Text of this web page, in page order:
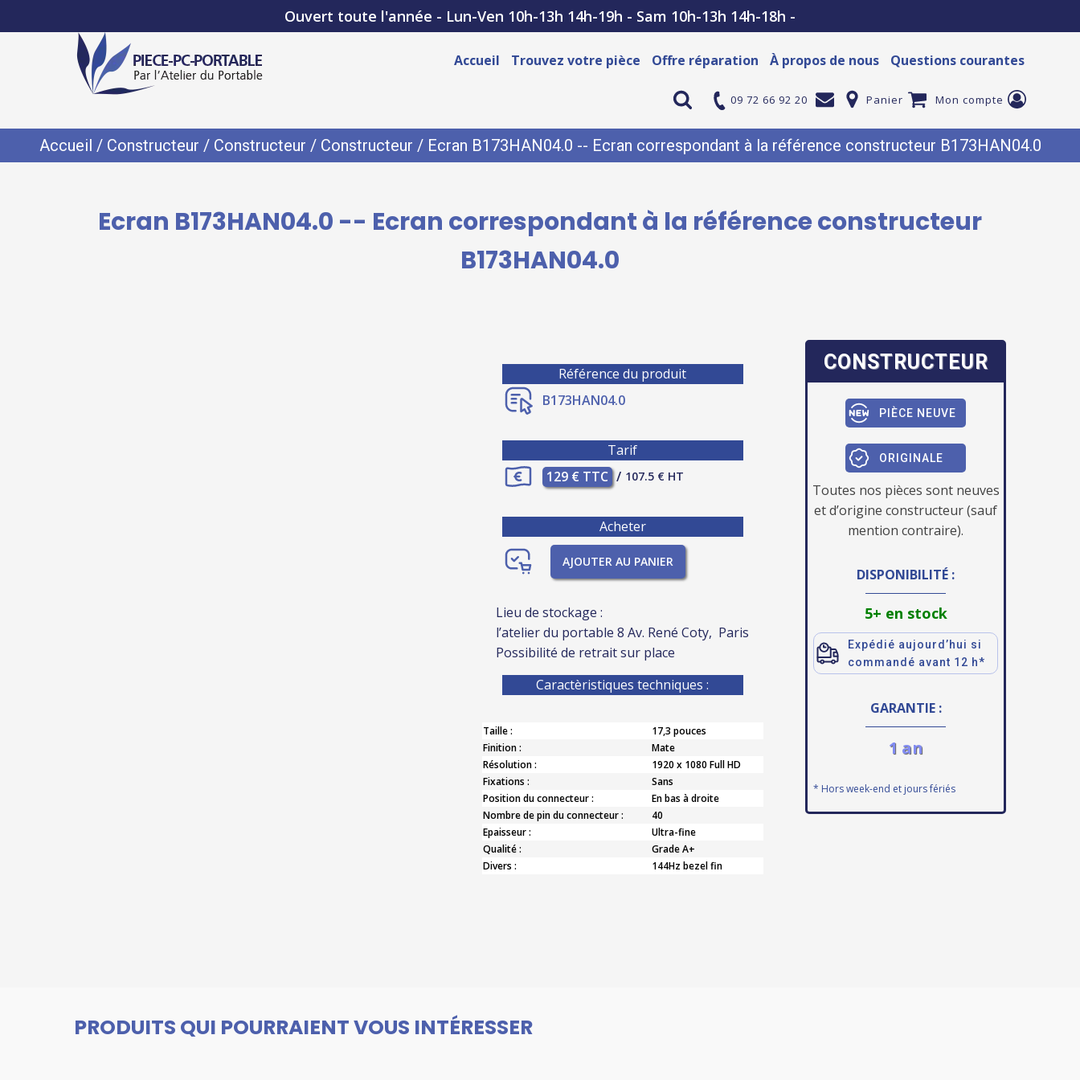
Ouvert toute l'année - Lun-Ven 10h-13h 14h-19h - Sam 10h-13h 14h-18h -
Accueil Trouvez votre pièce Offre réparation À propos de nous Questions courantes
09 72 66 92 20 Panier Mon compte
Accueil / Constructeur / Constructeur / Constructeur / Ecran B173HAN04.0 -- Ecran correspondant à la référence constructeur B173HAN04.0
Ecran B173HAN04.0 -- Ecran correspondant à la référence constructeur
B173HAN04.0
Référence du produit
B173HAN04.0
Tarif
129 € TTC / 107.5 € HT
Acheter
AJOUTER AU PANIER
Lieu de stockage :
l’atelier du portable 8 Av. René Coty, Paris
Possibilité de retrait sur place
Caractèristiques techniques :
Taille :
17,3 pouces
Finition :
Mate
Résolution :
1920 x 1080 Full HD
Fixations :
Sans
Position du connecteur :
En bas à droite
Nombre de pin du connecteur :
40
Epaisseur :
Ultra-fine
Qualité :
Grade A+
Divers :
144Hz bezel fin
CONSTRUCTEUR
PIÈCE NEUVE
ORIGINALE
Toutes nos pièces sont neuves
et d’origine constructeur (sauf
mention contraire).
DISPONIBILITÉ :
5+ en stock
Expédié aujourd’hui si
commandé avant 12 h*
GARANTIE :
1 an
* Hors week-end et jours fériés
PRODUITS QUI POURRAIENT VOUS INTÉRESSER